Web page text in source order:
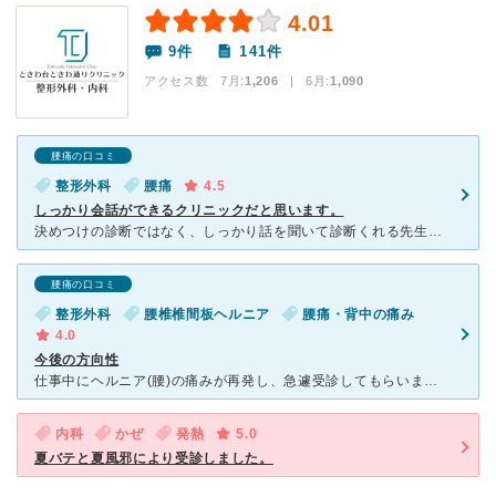
4.01
9件 141件
アクセス数 7月:1,206 | 6月:1,090
腰痛の口コミ
整形外科 腰痛
4.5
しっかり会話ができるクリニックだと思います。
決めつけの診断ではなく、しっかり話を聞いて診断くれる先生でした。 腰痛がひどくなったので受診しました。 かかりつけのクリニックがないので、女性の先生がいたという理由でときわ台ときわ通りクリニッ
腰痛の口コミ
整形外科 腰椎椎間板ヘルニア
腰痛・背中の痛み
4.0
今後の方向性
仕事中にヘルニア(腰)の痛みが再発し、急遽受診してもらいました。 腰の痛みだけではなく腰を庇ったせいか、ひざにも大きな痛みがあり 受診の際に腰だけの処方(今後のストレッチの仕方)だけではなく、
内科 かぜ 発熱
5.0
夏バテと夏風邪により受診しました。